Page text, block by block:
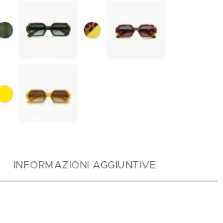
INFORMAZIONI AGGIUNTIVE